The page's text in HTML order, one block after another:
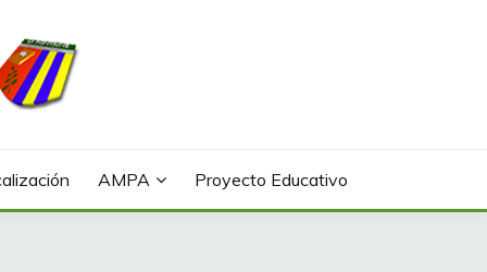
AMPA Proyecto Educativo